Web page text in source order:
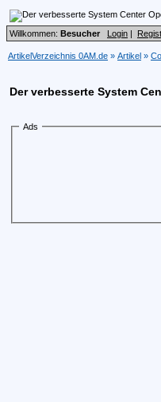
Willkommen: Besucher Login |
ArtikelVerzeichnis 0AM.de » Artikel »
Der verbesserte System
Ads